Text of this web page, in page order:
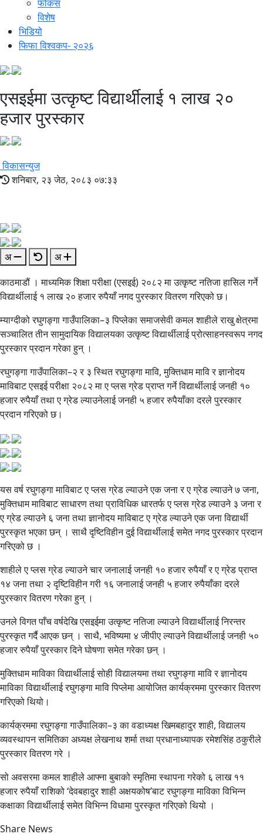
फोकस
विशेष
भिडियो
फिफा विश्वकप- २०२६
एसइईमा उत्कृष्ट विद्यार्थीलाई १ लाख २०
हजार पुरस्कार
विकासन्युज
शनिबार, २३ जेठ, २०८३ ०७:३३
अ
अ
काठमाडौं । माध्यमिक शिक्षा परीक्षा (एसइई) २०८२ मा उत्कृष्ट नतिजा हासिल गर्ने
विद्यार्थीलाई १ लाख २० हजार रुपैयाँ नगद पुरस्कार वितरण गरिएको छ।
म्याग्दीको रघुगङ्गा गाउँपालिका–३ पिप्लेका समाजसेवी कमल शाहीले राखु क्षेत्रमा
सञ्चालित तीन सामुदायिक विद्यालयका उत्कृष्ट विद्यार्थीलाई प्रोत्साहनस्वरूप नगद
पुरस्कार प्रदान गरेका हुन् ।
रघुगङ्गा गाउँपालिका–२ र ३ स्थित रघुगङ्गा मावि, मुक्तिधाम मावि र ज्ञानोदय
माविबाट एसइई परीक्षा २०८२ मा ए प्लस ग्रेड प्राप्त गर्ने विद्यार्थीलाई जनही १०
हजार रुपैयाँ तथा ए ग्रेड ल्याउनेलाई जनही ५ हजार रुपैयाँका दरले पुरस्कार
प्रदान गरिएको छ।
यस वर्ष रघुगङ्गा माविबाट ए प्लस ग्रेड ल्याउने एक जना र ए ग्रेड ल्याउने ७ जना,
मुक्तिधाम माविबाट साधारण तथा प्राविधिक धारतर्फ ए प्लस ग्रेड ल्याउने ३ जना र
ए ग्रेड ल्याउने ६ जना तथा ज्ञानोदय माविबाट ए ग्रेड ल्याउने एक जना विद्यार्थी
पुरस्कृत भएका छन् । साथै दृष्टिविहीन दुई विद्यार्थीलाई समेत नगद पुरस्कार प्रदान
गरिएको छ ।
शाहीले ए प्लस ग्रेड ल्याउने चार जनालाई जनही १० हजार रुपैयाँ र ए ग्रेड प्राप्त
१४ जना तथा २ दृष्टिविहीन गरी १६ जनालाई जनही ५ हजार रुपैयाँका दरले
पुरस्कार वितरण गरेका हुन् ।
उनले विगत पाँच वर्षदेखि एसइईमा उत्कृष्ट नतिजा ल्याउने विद्यार्थीलाई निरन्तर
पुरस्कृत गर्दै आएक छन् । साथै, भविष्यमा ४ जीपीए ल्याउने विद्यार्थीलाई जनही ५०
हजार रुपैयाँ पुरस्कार दिने घोषणा समेत गरेका छन् ।
मुक्तिधाम माविका विद्यार्थीलाई सोही विद्यालयमा तथा रघुगङ्गा मावि र ज्ञानोदय
माविका विद्यार्थीलाई रघुगङ्गा मावि पिप्लेमा आयोजित कार्यक्रममा पुरस्कार वितरण
गरिएको थियो।
कार्यक्रममा रघुगङ्गा गाउँपालिका–३ का वडाध्यक्ष खिमबहादुर शाही, विद्यालय
व्यवस्थापन समितिका अध्यक्ष लेखनाथ शर्मा तथा प्रधानाध्यापक रमेशसिंह ठकुरीले
पुरस्कार वितरण गरे ।
सो अवसरमा कमल शाहीले आफ्ना बुबाको स्मृतिमा स्थापना गरेको ६ लाख ११
हजार रुपैयाँ राशिको ‘देवबहादुर शाही अक्षयकोष’बाट रघुगङ्गा माविका विभिन्न
कक्षाका विद्यार्थीलाई समेत विभिन्न विधामा पुरस्कृत गरिएको थियो ।
Share News